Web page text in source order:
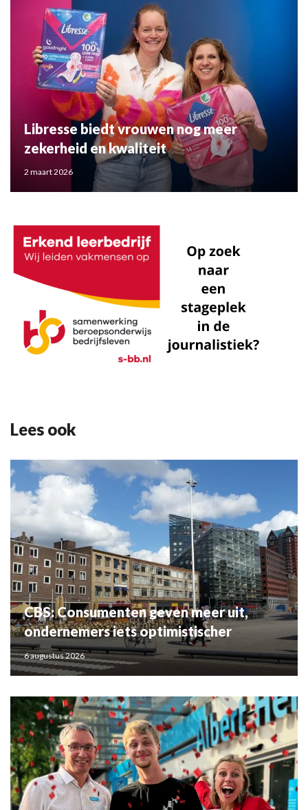
Libresse biedt vrouwen nog meer
zekerheid en kwaliteit
2 maart 2026
Lees ook
CBS: Consumenten geven meer uit,
ondernemers iets optimistischer
6 augustus 2026